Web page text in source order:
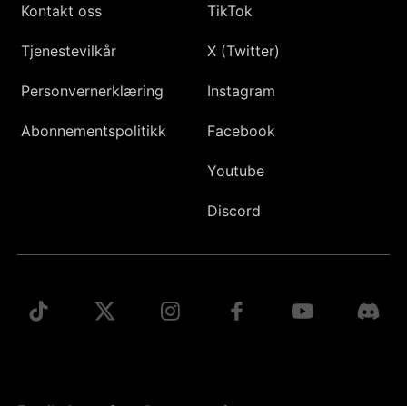
Kontakt oss
Tjenestevilkår
Personvernerklæring
Abonnementspolitikk
TikTok
X (Twitter)
Instagram
Facebook
Youtube
Discord